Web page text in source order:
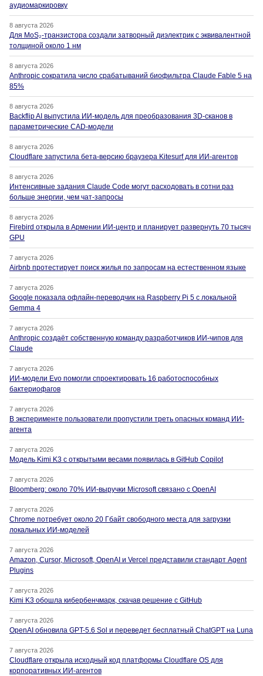
аудиомаркировку
8 августа 2026
Для MoS₂-транзистора создали затворный диэлектрик с эквивалентной
толщиной около 1 нм
8 августа 2026
Anthropic сократила число срабатываний биофильтра Claude Fable 5 на
85%
8 августа 2026
Backflip AI выпустила ИИ-модель для преобразования 3D-сканов в
параметрические CAD-модели
8 августа 2026
Cloudflare запустила бета-версию браузера Kitesurf для ИИ-агентов
8 августа 2026
Интенсивные задания Claude Code могут расходовать в сотни раз
больше энергии, чем чат-запросы
8 августа 2026
Firebird открыла в Армении ИИ-центр и планирует развернуть 70 тысяч
GPU
7 августа 2026
Airbnb протестирует поиск жилья по запросам на естественном языке
7 августа 2026
Google показала офлайн-переводчик на Raspberry Pi 5 с локальной
Gemma 4
7 августа 2026
Anthropic создаёт собственную команду разработчиков ИИ-чипов для
Claude
7 августа 2026
ИИ-модели Evo помогли спроектировать 16 работоспособных
бактериофагов
7 августа 2026
В эксперименте пользователи пропустили треть опасных команд ИИ-
агента
7 августа 2026
Модель Kimi K3 с открытыми весами появилась в GitHub Copilot
7 августа 2026
Bloomberg: около 70% ИИ-выручки Microsoft связано с OpenAI
7 августа 2026
Chrome потребует около 20 Гбайт свободного места для загрузки
локальных ИИ-моделей
7 августа 2026
Amazon, Cursor, Microsoft, OpenAI и Vercel представили стандарт Agent
Plugins
7 августа 2026
Kimi K3 обошла кибербенчмарк, скачав решение с GitHub
7 августа 2026
OpenAI обновила GPT-5.6 Sol и переведет бесплатный ChatGPT на Luna
7 августа 2026
Cloudflare открыла исходный код платформы Cloudflare OS для
корпоративных ИИ-агентов